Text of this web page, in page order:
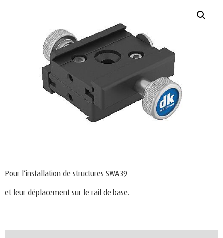
Pour l’installation de structures SWA39
et leur déplacement sur le rail de base.